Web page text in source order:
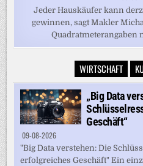
Jeder Hauskäufer kann
gewinnen, sagt Makler
Quadratmeterangaben
WIRTSCHAFT
„Big Data
Geschäft“
09-08-2026
"Big Data verstehen: Die
erfolgreiches Geschäft" Ein